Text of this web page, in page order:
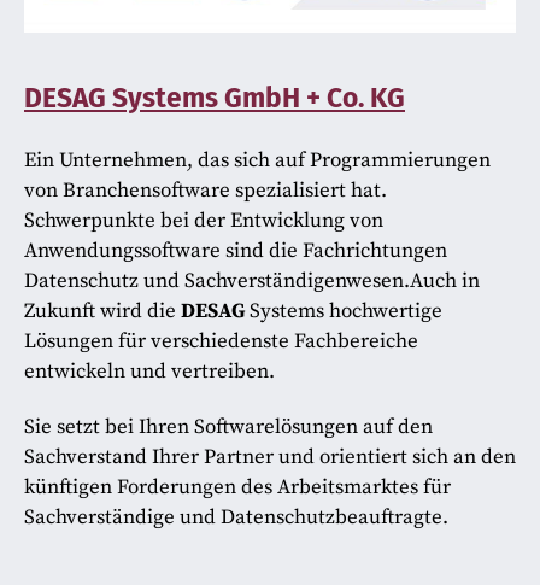
DESAG Systems GmbH + Co. KG
Ein Unternehmen, das sich auf Programmierungen
von Branchensoftware spezialisiert hat.
Schwerpunkte bei der Entwicklung von
Anwendungssoftware sind die Fachrichtungen
Datenschutz und Sachverständigenwesen.Auch in
Zukunft wird die DESAGSystems hochwertige
Lösungen für verschiedenste Fachbereiche
entwickeln und vertreiben.
Sie setzt bei Ihren Softwarelösungen auf den
Sachverstand Ihrer Partner und orientiert sich an den
künftigen Forderungen des Arbeitsmarktes für
Sachverständige und Datenschutzbeauftragte.